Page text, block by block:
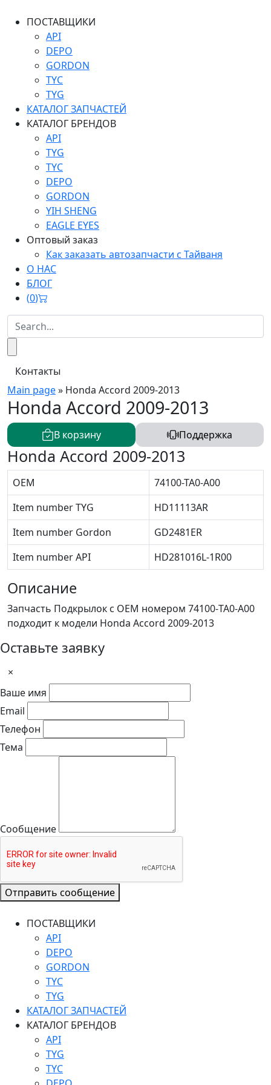
ПОСТАВЩИКИ
API
DEPO
GORDON
TYC
TYG
КАТАЛОГ ЗАПЧАСТЕЙ
КАТАЛОГ БРЕНДОВ
API
TYG
TYC
DEPO
GORDON
YIH SHENG
EAGLE EYES
Оптовый заказ
Как заказать автозапчасти с Тайваня
О НАС
БЛОГ
(0)
Контакты
Main page» Honda Accord 2009-2013
Honda Accord 2009-2013
В корзину Поддержка
Honda Accord 2009-2013
OEM
74100-TA0-A00
Item number TYG
HD11113AR
Item number Gordon
GD2481ER
Item number API
HD281016L-1R00
Описание
Запчасть Подкрылок с OEM номером 74100-TA0-A00
подходит к модели Honda Accord 2009-2013
Оставьте заявку
×
Ваше имя
Email
Телефон
Тема
Сообщение
Отправить сообщение
ПОСТАВЩИКИ
API
DEPO
GORDON
TYC
TYG
КАТАЛОГ ЗАПЧАСТЕЙ
КАТАЛОГ БРЕНДОВ
API
TYG
TYC